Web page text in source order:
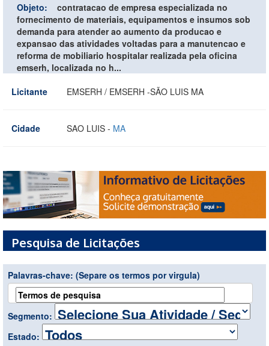
Objeto:
contratacao de empresa especializada no
fornecimento de materiais, equipamentos e insumos sob
demanda para atender ao aumento da producao e
expansao das atividades voltadas para a manutencao e
reforma de mobiliario hospitalar realizada pela oficina
emserh, localizada no h...
Licitante
EMSERH / EMSERH -SÃO LUIS MA
Cidade SAO LUIS - MA
Pesquisa de Licitações
Palavras-chave: (Separe os termos por virgula)
Segmento:
Estado: